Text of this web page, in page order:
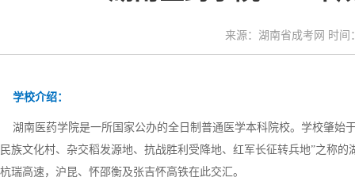
来源：湖南省成考网 时间
学校介绍：
湖南医药学院是一所国家公办的全日制普通医学本科院校。学校肇始
民族文化村、杂交稻发源地、抗战胜利受降地、红军长征转兵地”之称
杭瑞高速，沪昆、怀邵衡及张吉怀高铁在此交汇。